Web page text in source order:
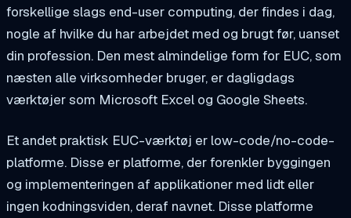
forskellige slags end-user computing, der findes i dag,
nogle af hvilke du har arbejdet med og brugt før, uanset
din profession. Den mest almindelige form for EUC, som
næsten alle virksomheder bruger, er dagligdags
værktøjer som Microsoft Excel og Google Sheets.
Et andet praktisk EUC-værktøj er low-code/no-code-
platforme. Disse er platforme, der forenkler byggingen
og implementeringen af applikationer med lidt eller
ingen kodningsviden, deraf navnet. Disse platforme